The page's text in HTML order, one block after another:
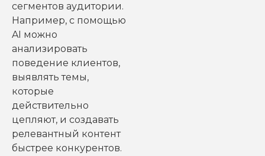
сегментов аудитории.
Например, с помощью
AI можно
анализировать
поведение клиентов,
выявлять темы,
которые
действительно
цепляют, и создавать
релевантный контент
быстрее конкурентов.